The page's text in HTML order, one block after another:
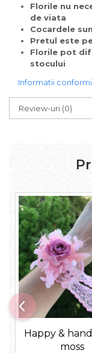
Florile nu
de viata
Cocardele
Pretul este
Florile pot
stocului
Informatii
Review-uri (0)
Happy &
moss